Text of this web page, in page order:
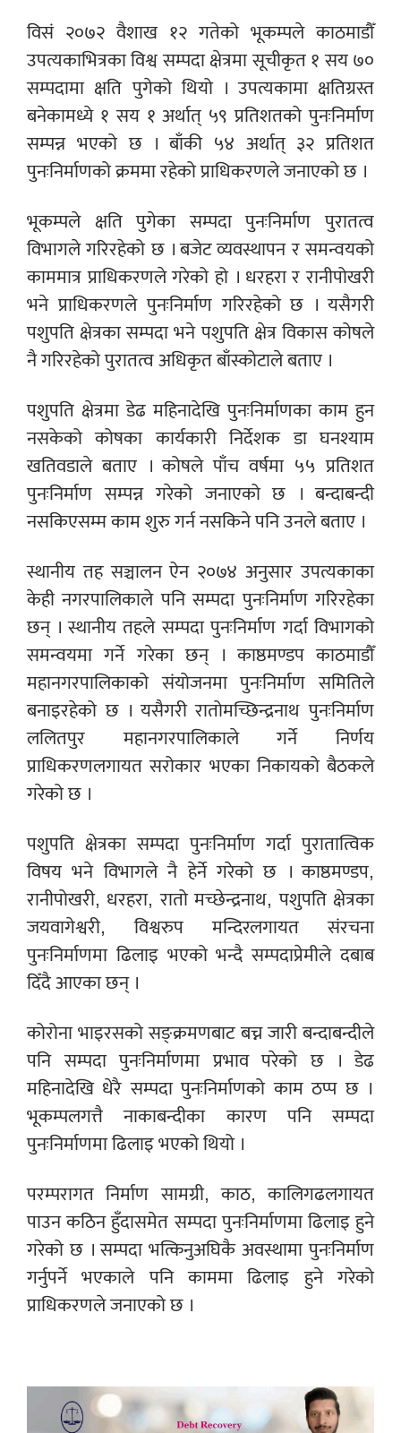
विसं २०७२ वैशाख १२ गतेको भूकम्पले काठमाडौँ
उपत्यकाभित्रका विश्व सम्पदा क्षेत्रमा सूचीकृत १ सय ७०
सम्पदामा क्षति पुगेको थियो । उपत्यकामा क्षतिग्रस्त
बनेकामध्ये १ सय १ अर्थात् ५९ प्रतिशतको पुनःनिर्माण
सम्पन्न भएको छ । बाँकी ५४ अर्थात् ३२ प्रतिशत
पुनःनिर्माणको क्रममा रहेको प्राधिकरणले जनाएको छ ।
भूकम्पले क्षति पुगेका सम्पदा पुनःनिर्माण पुरातत्व
विभागले गरिरहेको छ । बजेट व्यवस्थापन र समन्वयको
काममात्र प्राधिकरणले गरेको हो । धरहरा र रानीपोखरी
भने प्राधिकरणले पुनःनिर्माण गरिरहेको छ । यसैगरी
पशुपति क्षेत्रका सम्पदा भने पशुपति क्षेत्र विकास कोषले
नै गरिरहेको पुरातत्व अधिकृत बाँस्कोटाले बताए ।
पशुपति क्षेत्रमा डेढ महिनादेखि पुनःनिर्माणका काम हुन
नसकेको कोषका कार्यकारी निर्देशक डा घनश्याम
खतिवडाले बताए । कोषले पाँच वर्षमा ५५ प्रतिशत
पुनःनिर्माण सम्पन्न गरेको जनाएको छ । बन्दाबन्दी
नसकिएसम्म काम शुरु गर्न नसकिने पनि उनले बताए ।
स्थानीय तह सञ्चालन ऐन २०७४ अनुसार उपत्यकाका
केही नगरपालिकाले पनि सम्पदा पुनःनिर्माण गरिरहेका
छन् । स्थानीय तहले सम्पदा पुनःनिर्माण गर्दा विभागको
समन्वयमा गर्ने गरेका छन् । काष्ठमण्डप काठमाडौँ
महानगरपालिकाको संयोजनमा पुनःनिर्माण समितिले
बनाइरहेको छ । यसैगरी रातोमच्छिन्द्रनाथ पुनःनिर्माण
ललितपुर महानगरपालिकाले गर्ने निर्णय
प्राधिकरणलगायत सरोकार भएका निकायको बैठकले
गरेको छ ।
पशुपति क्षेत्रका सम्पदा पुनःनिर्माण गर्दा पुरातात्विक
विषय भने विभागले नै हेर्ने गरेको छ । काष्ठमण्डप,
रानीपोखरी, धरहरा, रातो मच्छेन्द्रनाथ, पशुपति क्षेत्रका
जयवागेश्वरी, विश्वरुप मन्दिरलगायत संरचना
पुनःनिर्माणमा ढिलाइ भएको भन्दै सम्पदाप्रेमीले दबाब
दिँदै आएका छन् ।
कोरोना भाइरसको सङ्क्रमणबाट बच्न जारी बन्दाबन्दीले
पनि सम्पदा पुनःनिर्माणमा प्रभाव परेको छ । डेढ
महिनादेखि धेरै सम्पदा पुनःनिर्माणको काम ठप्प छ ।
भूकम्पलगत्तै नाकाबन्दीका कारण पनि सम्पदा
पुनःनिर्माणमा ढिलाइ भएको थियो ।
परम्परागत निर्माण सामग्री, काठ, कालिगढलगायत
पाउन कठिन हुँदासमेत सम्पदा पुनःनिर्माणमा ढिलाइ हुने
गरेको छ । सम्पदा भत्किनुअघिकै अवस्थामा पुनःनिर्माण
गर्नुपर्ने भएकाले पनि काममा ढिलाइ हुने गरेको
प्राधिकरणले जनाएको छ ।